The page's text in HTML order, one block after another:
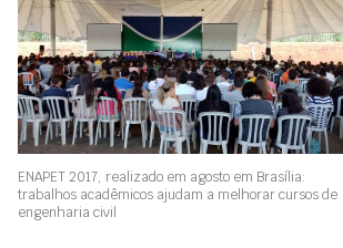
ENAPET 2017, realizado em agosto em Brasília:
trabalhos acadêmicos ajudam a melhorar cursos de
engenharia civil